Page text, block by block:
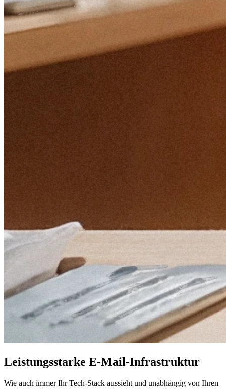
Leistungsstarke E-Mail-Infrastruktur
Wie auch immer Ihr Tech-Stack aussieht und unabhängig von Ihren